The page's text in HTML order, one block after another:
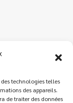
technologies telles
des appareils.
de traiter des données